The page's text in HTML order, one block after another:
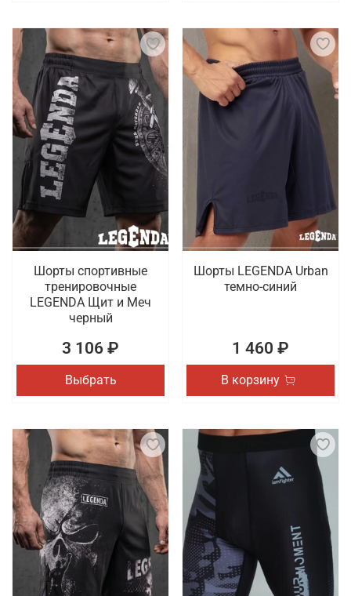
Шорты спортивные
тренировочные
LEGENDA Щит и Меч
черный
3 106 ₽
Выбрать
Шорты LEGENDA Urban
темно-синий
1 460 ₽
В корзину